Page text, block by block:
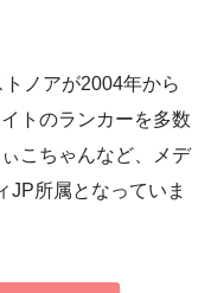
ノアが2004年から
トのランカーを多数
こちゃんなど、メデ
JP所属となっていま